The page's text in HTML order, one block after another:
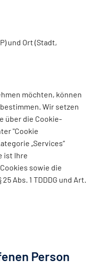
und Ort (Stadt,
möchten, können
Wir setzen
über die Cookie-
"Cookie
„Services“
ist Ihre
sowie die
Abs. 1 TDDDG und Art.
Person